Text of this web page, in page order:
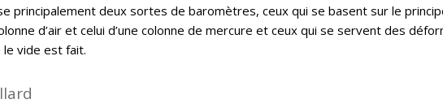
principalement deux sortes de baromètres, ceux qui se basent sur le
d’air et celui d’une colonne de mercure et ceux qui se servent des
le vide est fait.